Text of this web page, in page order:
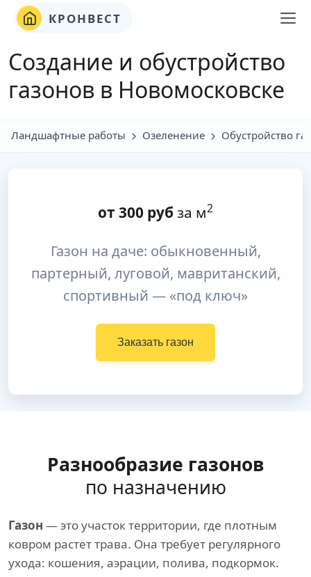
КРОНВЕСТ
Создание и обустройство
газонов в Новомосковске
Ландшафтные работы Озеленение Обустройство
от 300 руб за м2
Газон на даче: обыкновенный,
партерный, луговой, мавританский,
спортивный — «под ключ»
Заказать газон
Разнообразие газонов
по назначению
Газон — это участок территории, где плотным
ковром растет трава. Она требует регулярного
ухода: кошения, аэрации, полива, подкормок.